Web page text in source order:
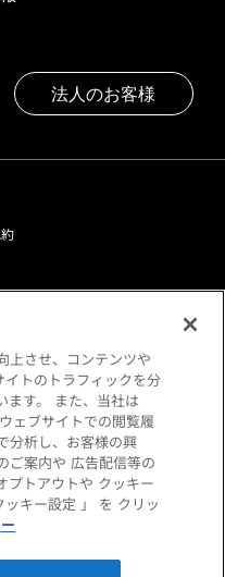
法人のお客様
Co.,LTD All rights reserved.
リシー
シー
いて
プ
上させ、コンテンツや
トのトラフィックを分
ます。 また、当社は
ェブサイトでの閲覧履
分析し、お客様の興
ご案内や 広告配信等の
プトアウトや クッキー
キー設定 」 を クリッ